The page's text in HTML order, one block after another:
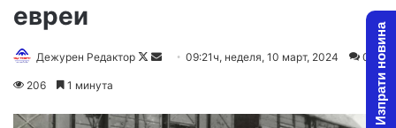
евреи
Дежурен Редактор
Follow
Send09:21ч, неделя, 10 март, 2024 0
206 1 минута Изпрати новина